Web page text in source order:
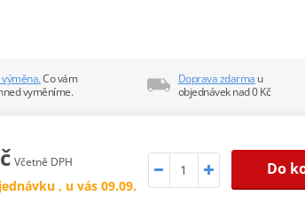
Co vám
vyměníme.
Doprava zdarma u
objednávek nad 0 Kč
Včetně DPH
, u vás 09.09.
Do